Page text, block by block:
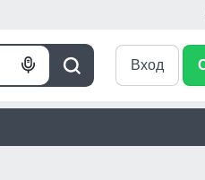
Поиск
Голосовой
Вход